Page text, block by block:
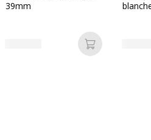
au panier
39mm
Ajouter au